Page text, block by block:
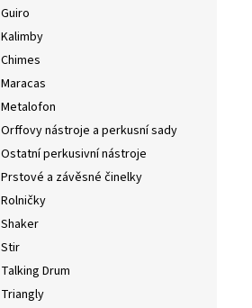
Guiro
Kalimby
Chimes
Maracas
Metalofon
Orffovy nástroje a perkusní sady
Ostatní perkusivní nástroje
Prstové a závěsné činelky
Rolničky
Shaker
Stir
Talking Drum
Triangly